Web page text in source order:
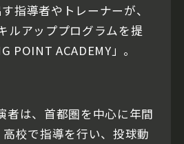
指導者やトレーナーが、
ルアッププログラムを提
POINT ACADEMY」。
者は、首都圏を中心に年間
校で指導を行い、投球動